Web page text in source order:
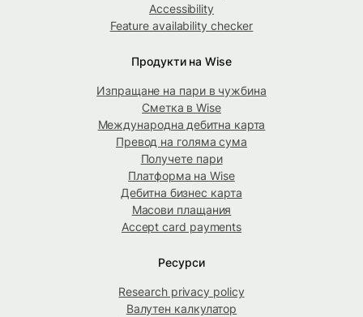
Accessibility
Feature availability checker
Продукти на Wise
Изпращане на пари в чужбина
Сметка в Wise
Международна дебитна карта
Превод на голяма сума
Получете пари
Платформа на Wise
Дебитна бизнес карта
Масови плащания
Accept card payments
Ресурси
Research privacy policy
Валутен калкулатор